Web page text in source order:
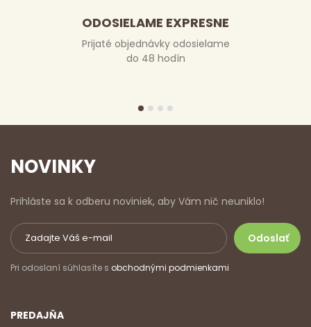
ODOSIELAME EXPRESNE
Prijaté objednávky odosielame
do 48 hodín
NOVINKY
Prihláste sa k odberu noviniek, aby Vám nič neuniklo!
Pri odoslaní súhlasíte s obchodnými podmienkami
PREDAJŇA